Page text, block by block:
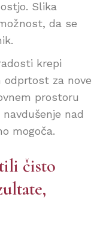
Slika
da se
krepi
odprtost za nove
prostoru
nad
mogoča.
čisto